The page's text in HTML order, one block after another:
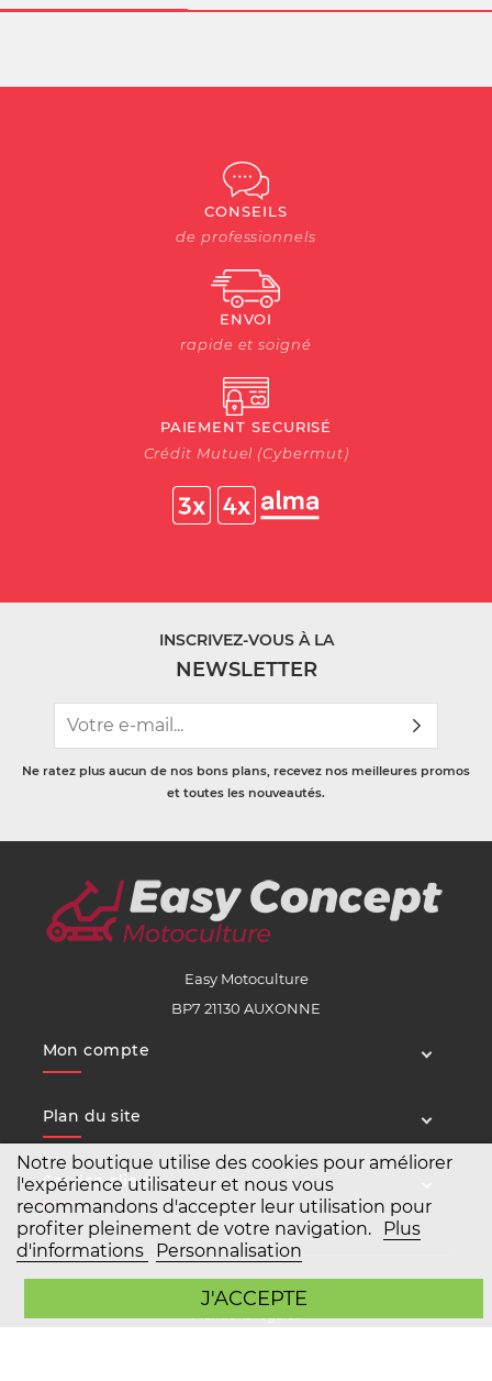
Notre boutique utilise des cookies pour améliorer
l'expérience utilisateur et nous vous
recommandons d'accepter leur utilisation pour
profiter pleinement de votre navigation.
Plus
d'informations
Personnalisation
J'ACCEPTE
CONSEILS
de professionnels
ENVOI
rapide et soigné
PAIEMENT SECURISÉ
Crédit Mutuel (Cybermut)
INSCRIVEZ-VOUS À LA
NEWSLETTER
Ne ratez plus aucun de nos bons plans, recevez nos meilleures promos
et toutes les nouveautés.
Easy Motoculture
BP7 21130 AUXONNE
Mon compte
Plan du site
Service client
Mentions légales